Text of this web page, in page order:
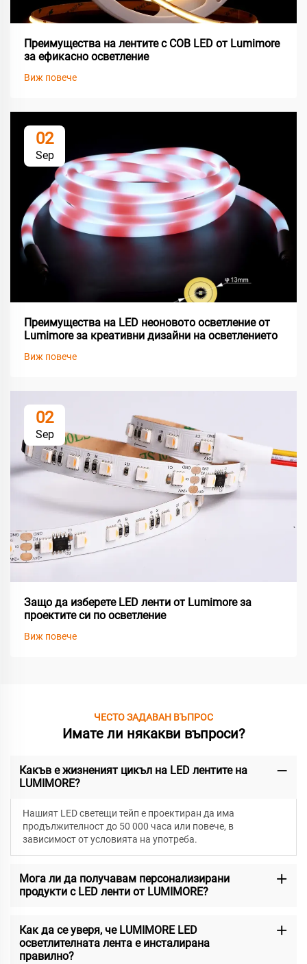
Преимущества на лентите с COB LED от Lumimore
за ефикасно осветление
Виж повече
02
Sep
Преимущества на LED неоновото осветление от
Lumimore за креативни дизайни на осветлението
Виж повече
02
Sep
Защо да изберете LED ленти от Lumimore за
проектите си по осветление
Виж повече
ЧЕСТО ЗАДАВАН ВЪПРОС
Имате ли някакви въпроси?
Какъв е жизненият цикъл на LED лентите на
LUMIMORE?
Нашият LED светещи тейп е проектиран да има
продължителност до 50 000 часа или повече, в
зависимост от условията на употреба.
Мога ли да получавам персонализирани
продукти с LED ленти от LUMIMORE?
Как да се уверя, че LUMIMORE LED
осветлителната лента е инсталирана
правилно?